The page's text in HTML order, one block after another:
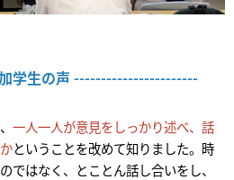
学生の声 -----------------------
一人一人が意見をしっかり述べ、話
ということを改めて知りました。時
ではなく、とことん話し合いをし、